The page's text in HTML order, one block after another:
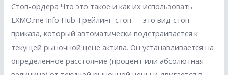
Стоп-ордера Что это такое и как их использовать
EXMO.me Info Hub Трейлинг-стоп — это вид стоп-
приказа, который автоматически подстраивается к
текущей рыночной цене актива. Он устанавливается на
определенное расстояние (процент или абсолютная